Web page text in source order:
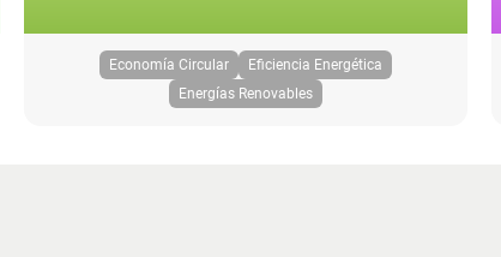
Economía Circular
Eficiencia Energética
Energías Renovables